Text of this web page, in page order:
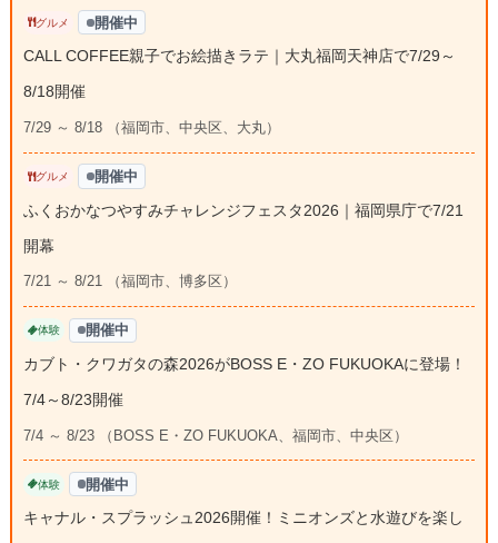
グルメ 開催中
CALL COFFEE親子でお絵描きラテ｜大丸福岡天神店で7/29～
8/18開催
7/29 ～ 8/18 （福岡市、中央区、大丸）
グルメ 開催中
ふくおかなつやすみチャレンジフェスタ2026｜福岡県庁で7/21
開幕
7/21 ～ 8/21 （福岡市、博多区）
体験 開催中
カブト・クワガタの森2026がBOSS E・ZO FUKUOKAに登場！
7/4～8/23開催
7/4 ～ 8/23 （BOSS E・ZO FUKUOKA、福岡市、中央区）
体験 開催中
キャナル・スプラッシュ2026開催！ミニオンズと水遊びを楽し